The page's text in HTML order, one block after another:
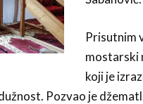
Prisutnim
mostarski
koji je
Pozvao je